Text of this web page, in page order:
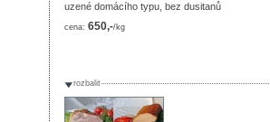
uzené domácího typu, bez dusitanů
cena: 650,-/kg
rozbalit